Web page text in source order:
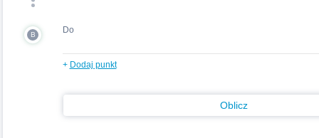
B Do
+ Dodaj punkt
Oblicz